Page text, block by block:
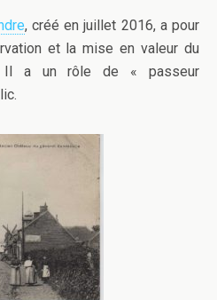
, créé en juillet 2016, a pour
et la mise en valeur du
Il a un rôle de « passeur